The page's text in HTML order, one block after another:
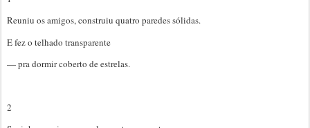
Reuniu os amigos, construiu quatro paredes sólidas.
E fez o telhado transparente
— pra dormir coberto de estrelas.
2